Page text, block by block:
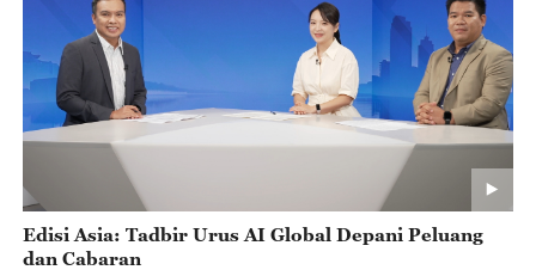
Edisi Asia: Tadbir Urus AI Global Depani Peluang
dan Cabaran